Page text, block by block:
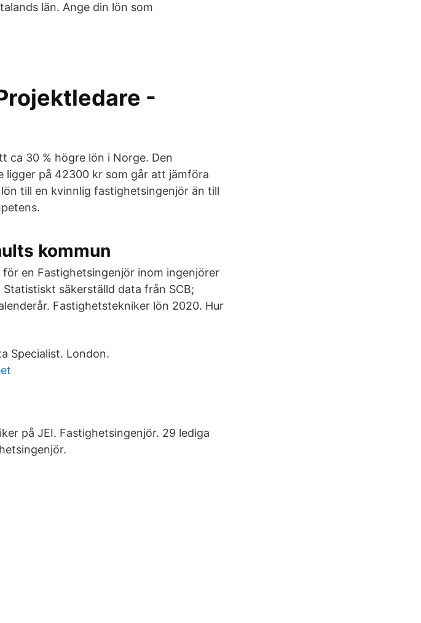
län. Ange din lön som
-
ca 30 % högre lön i Norge. Den
ligger på 42300 kr som går att jämföra
till en kvinnlig fastighetsingenjör än till
kommun
en Fastighetsingenjör inom ingenjörer
säkerställd data från SCB;
Fastighetstekniker lön 2020. Hur
Specialist. London.
på JEI. Fastighetsingenjör. 29 lediga